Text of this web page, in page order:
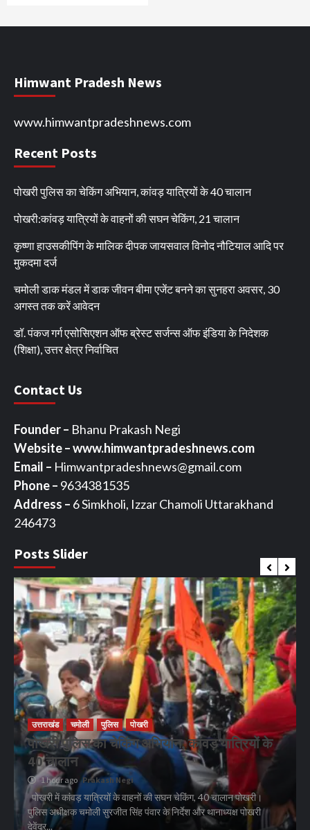
Himwant Pradesh News
www.himwantpradeshnews.com
Recent Posts
पोखरी पुलिस का चेकिंग अभियान, कांवड़ यात्रियों के 40 चालान
पोखरी:कांवड़ यात्रियों के वाहनों की सघन चेकिंग, 21 चालान
कृष्णा हाउसकीपिंग के मालिक दीपक जायसवाल विनोद नौटियाल आदि पर
मुकदमा दर्ज
चमोली डाक मंडल में डाक जीवन बीमा एजेंट बनने का सुनहरा अवसर, 30
अगस्त तक करें आवेदन
डॉ. पंकज गर्ग एसोसिएशन ऑफ ब्रेस्ट सर्जन्स ऑफ इंडिया के निदेशक
(शिक्षा), उत्तर क्षेत्र निर्वाचित
Contact Us
Founder – Bhanu Prakash Negi
Website – www.himwantpradeshnews.com
Email – Himwantpradeshnews@gmail.com
Phone – 9634381535
Address – 6 Simkholi, Izzar Chamoli Uttarakhand
246473
Posts Slider
उत्तराखंड चमोली पुलिस पोखरी
पोखरी पुलिस का चेकिंग अभियान, कांवड़ यात्रियों के
40 चालान
1 hour ago Prakash Negi
पोखरी में कांवड़ यात्रियों के वाहनों की सघन चेकिंग, 40 चालान पोखरी।
पुलिस अधीक्षक चमोली सुरजीत सिंह पंवार के निर्देश और थानाध्यक्ष पोखरी
देवेंद्र...